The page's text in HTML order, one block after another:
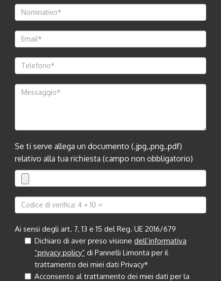
Se ti serve allega un documento (.jpg,.png,.pdf)
relativo alla tua richiesta (campo non obbligatorio)
Ai sensi degli art. 7, 13 e 15 del Reg. UE 2016/679
Dichiaro di aver preso visione dell’informativa
“privacy policy” di Pannelli Limonta per il
trattamento dei miei dati Privacy*
Acconsento al trattamento dei miei dati per la